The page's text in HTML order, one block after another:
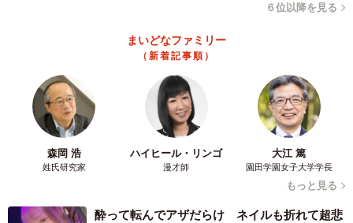
６位以降を見る
まいどなファミリー
（新着記事順）
森岡 浩
姓氏研究家
ハイヒール・リンゴ
漫才師
大江 篤
園田学園女子大学学長
もっと見る
酔って転んでアザだらけ ネイルも折れて超悲